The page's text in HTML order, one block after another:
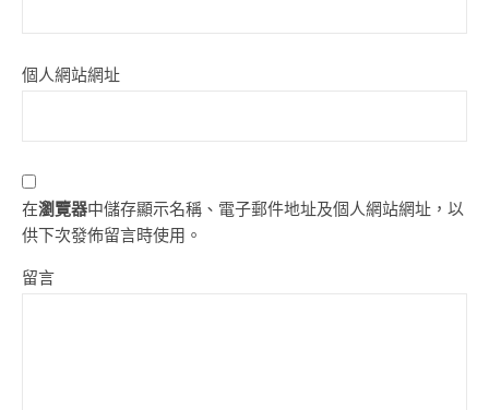
個人網站網址
在瀏覽器中儲存顯示名稱、電子郵件地址及個人網站網址，以
供下次發佈留言時使用。
留言